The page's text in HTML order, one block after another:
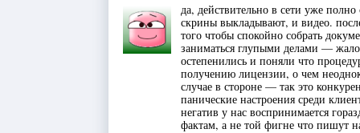
да, действительно в сети уже
скрины выкладывают, и видео.
того чтобы спокойно собрать
заниматься глупыми делами —
остепенились и поняли что
получению лицензии, о чем
случае в стороне — так это
панические настроения среди
негатив у нас воспринимается
фактам, а не той фигне что пишут